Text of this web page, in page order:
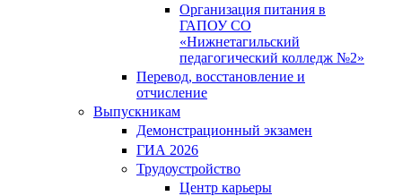
Организация питания в
ГАПОУ СО
«Нижнетагильский
педагогический колледж №2»
Перевод, восстановление и
отчисление
Выпускникам
Демонстрационный экзамен
ГИА 2026
Трудоустройство
Центр карьеры